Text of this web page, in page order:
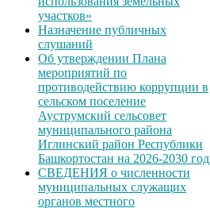
участков»
Назначение публичных
слушаний
Об утверждении Плана
мероприятий по
противодействию коррупции в
сельском поселение
Ауструмский сельсовет
муниципального района
Иглинский район Республики
Башкортостан на 2026-2030
СВЕДЕНИЯ о численности
муниципальных служащих
органов местного